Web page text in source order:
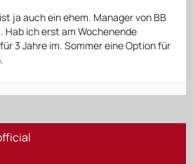
ja auch ein ehem. Manager von BB
Hab ich erst am Wochenende
3 Jahre im. Sommer eine Option für